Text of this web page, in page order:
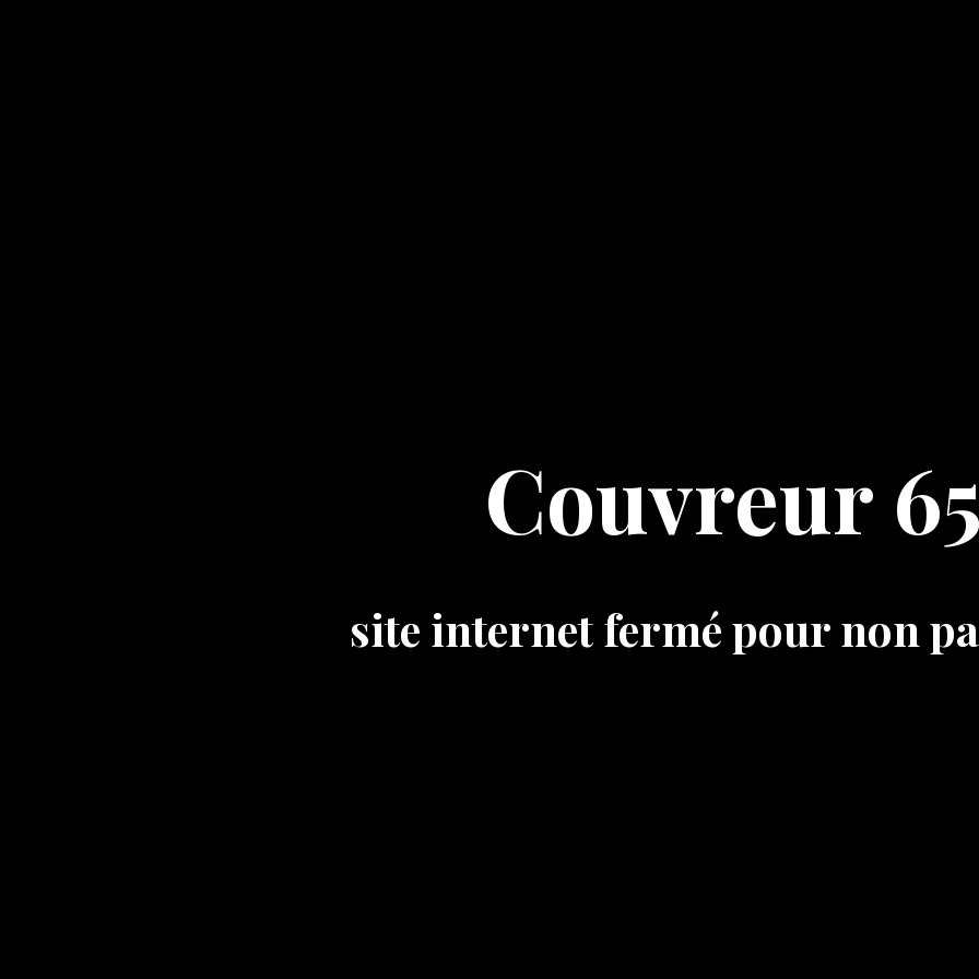
Couvreur 65
site internet fermé pour non